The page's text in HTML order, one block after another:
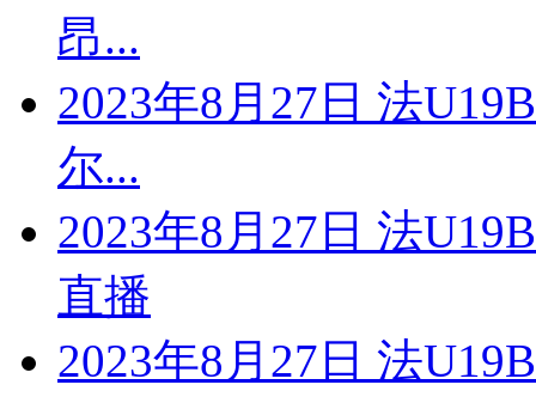
昂...
2023年8月27日 法
尔...
2023年8月27日 法
直播
2023年8月27日 法